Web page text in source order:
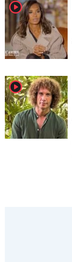
player2
player2